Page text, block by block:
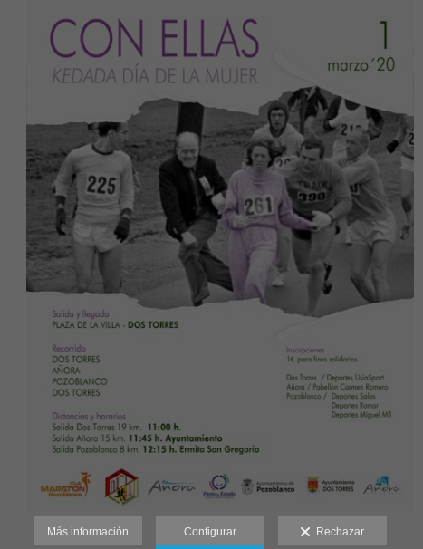
Más información Configurar Rechazar